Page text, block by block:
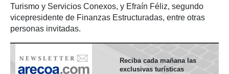
Turismo y Servicios Conexos, y Efraín Féliz, segundo
vicepresidente de Finanzas Estructuradas, entre otras
personas invitadas.
Reciba cada mañana las
exclusivas turísticas